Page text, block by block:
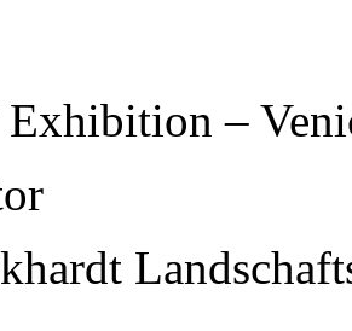
Exhibition –